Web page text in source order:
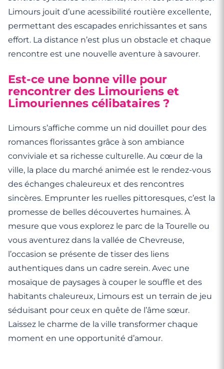
Limours jouit d’une acessibilité routière excellente,
permettant des escapades enrichissantes et sans
effort. La distance n’est plus un obstacle et chaque
rencontre est une nouvelle aventure à savourer.
Est-ce une bonne ville pour
rencontrer des Limouriens et
Limouriennes célibataires ?
Limours s’affiche comme un nid douillet pour des
romances florissantes grâce à son ambiance
conviviale et sa richesse culturelle. Au cœur de la
ville, la place du marché animée est le rendez-vous
des échanges chaleureux et des rencontres
sincères. Emprunter les ruelles pittoresques, c’est la
promesse de belles découvertes humaines. À
mesure que vous explorez le parc de la Tourelle ou
vous aventurez dans la vallée de Chevreuse,
l’occasion se présente de tisser des liens
authentiques dans un cadre serein. Avec une
mosaïque de paysages à couper le souffle et des
habitants chaleureux, Limours est un terrain de jeu
séduisant pour ceux en quête de l’âme sœur.
Laissez le charme de la ville transformer chaque
moment en une opportunité d’amour.